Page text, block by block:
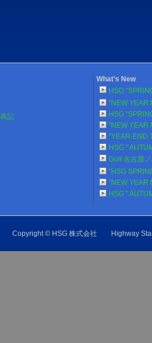
記
What's New
HSG
"NEW YEAR
HSG
"NEW YEAR
"YEAR-END
HSG "
Gulf 名古屋
"HSG
"NEW YEAR
HSG "
Copyright © HSG 株式会社 Highway Star